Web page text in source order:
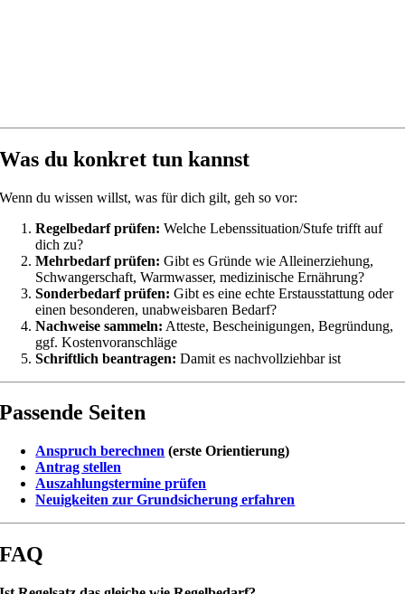
Was du konkret tun kannst
Wenn du wissen willst, was für dich gilt, geh so vor:
Regelbedarf prüfen: Welche Lebenssituation/Stufe trifft auf
dich zu?
Mehrbedarf prüfen: Gibt es Gründe wie Alleinerziehung,
Schwangerschaft, Warmwasser, medizinische Ernährung?
Sonderbedarf prüfen: Gibt es eine echte Erstausstattung oder
einen besonderen, unabweisbaren Bedarf?
Nachweise sammeln: Atteste, Bescheinigungen, Begründung,
ggf. Kostenvoranschläge
Schriftlich beantragen: Damit es nachvollziehbar ist
Passende Seiten
Anspruch berechnen (erste Orientierung)
Antrag stellen
Auszahlungstermine prüfen
Neuigkeiten zur Grundsicherung erfahren
FAQ